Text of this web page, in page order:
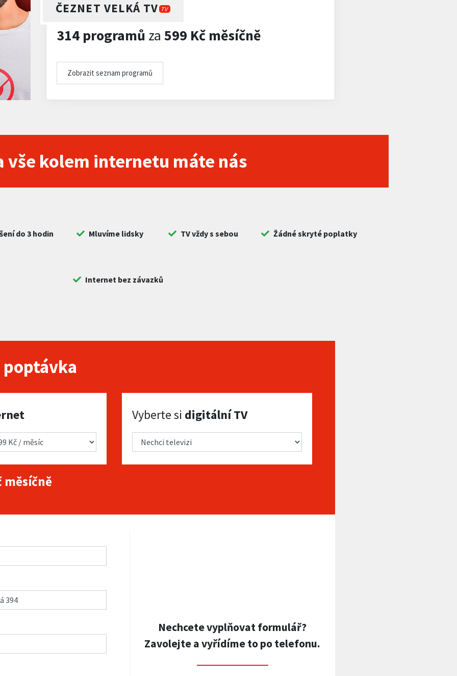
ČEZNET VELKÁ TV TV
314 programů za 599 Kč měsíčně
Zobrazit seznam programů
vše kolem internetu máte nás
do 3 hodin Mluvíme lidsky TV vždy s sebou Žádné skryté poplatky
Internet bez závazků
poptávka
Vyberte si digitální TV
Vyberte si digitální TV
měsíčně
Nechcete vyplňovat formulář?
Zavolejte a vyřídíme to po telefonu.